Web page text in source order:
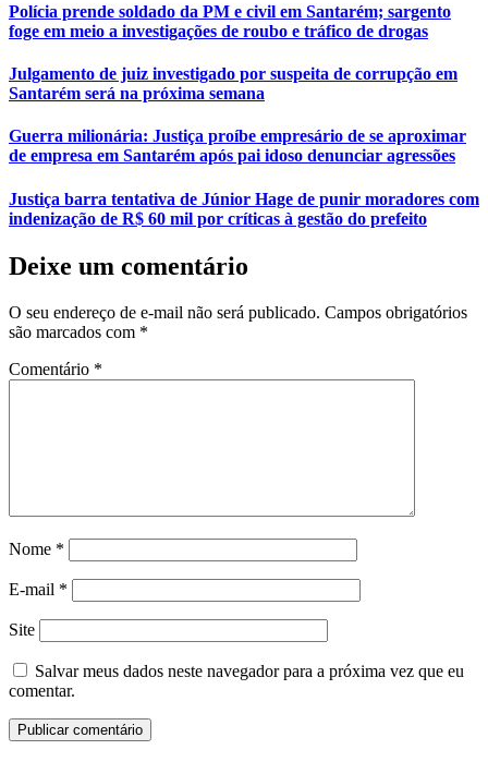
Polícia prende soldado da PM e civil em Santarém; sargento
foge em meio a investigações de roubo e tráfico de drogas
Julgamento de juiz investigado por suspeita de corrupção em
Santarém será na próxima semana
Guerra milionária: Justiça proíbe empresário de se aproximar
de empresa em Santarém após pai idoso denunciar agressões
Justiça barra tentativa de Júnior Hage de punir moradores com
indenização de R$ 60 mil por críticas à gestão do prefeito
Deixe um comentário
O seu endereço de e-mail não será publicado. Campos obrigatórios
são marcados com *
Comentário *
Nome *
E-mail *
Site
Salvar meus dados neste navegador para a próxima vez que eu
comentar.